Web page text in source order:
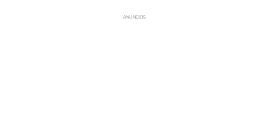
ANUNCIOS